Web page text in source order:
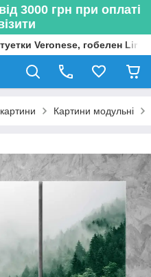
3000 грн при оплаті
Veronese, гобелен
Картини модульні